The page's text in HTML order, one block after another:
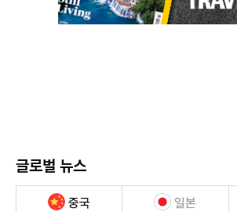
글로벌 뉴스
중국 일본